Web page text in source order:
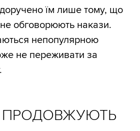
доручено їм лише тому, що
обговорюють накази.
непопулярною
не переживати за
ПРОДОВЖУЮТЬ